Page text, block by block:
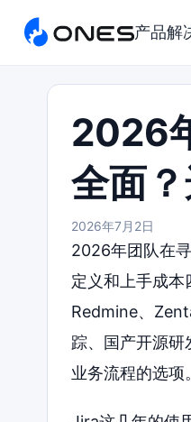
产品解
2026
全面
2026年7月2日
2026年团队在
定义和上手成本
Redmine、
踪、国产开源
业务流程的选项。